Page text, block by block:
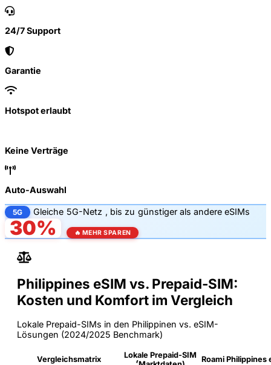
24/7 Support
Garantie
Hotspot erlaubt
Keine Verträge
Auto-Auswahl
5G Gleiche 5G-Netz , bis zu günstiger als andere eSIMs
30% 🔥 MEHR SPAREN
Philippines eSIM vs. Prepaid-SIM:
Kosten und Komfort im Vergleich
Lokale Prepaid-SIMs in den Philippinen vs. eSIM-
Lösungen (2024/2025 Benchmark)
Vergleichsmatrix
Lokale Prepaid-SIM Roami Philippines